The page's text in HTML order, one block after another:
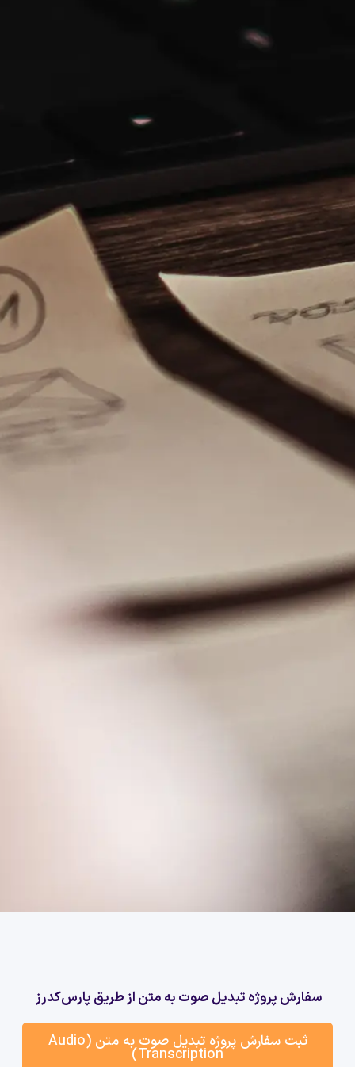
سفارش پروژه تبدیل صوت به متن از طریق پارس‌کدرز
ثبت سفارش پروژه تبدیل صوت به متن (Audio
Transcription)